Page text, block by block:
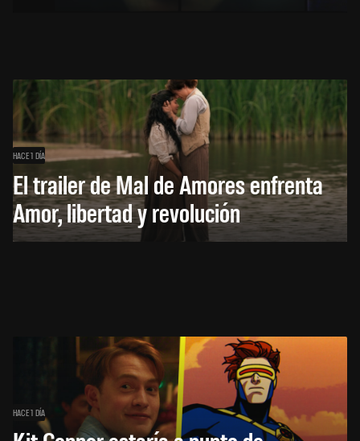
HACE 1 DÍA
El trailer de Mal de Amores enfrenta
Amor, libertad y revolución
HACE 1 DÍA